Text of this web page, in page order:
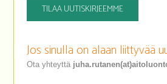
TILAA UUTISKIRJEEMME
Jos sinulla on alaan liittyvää
Ota yhteyttä